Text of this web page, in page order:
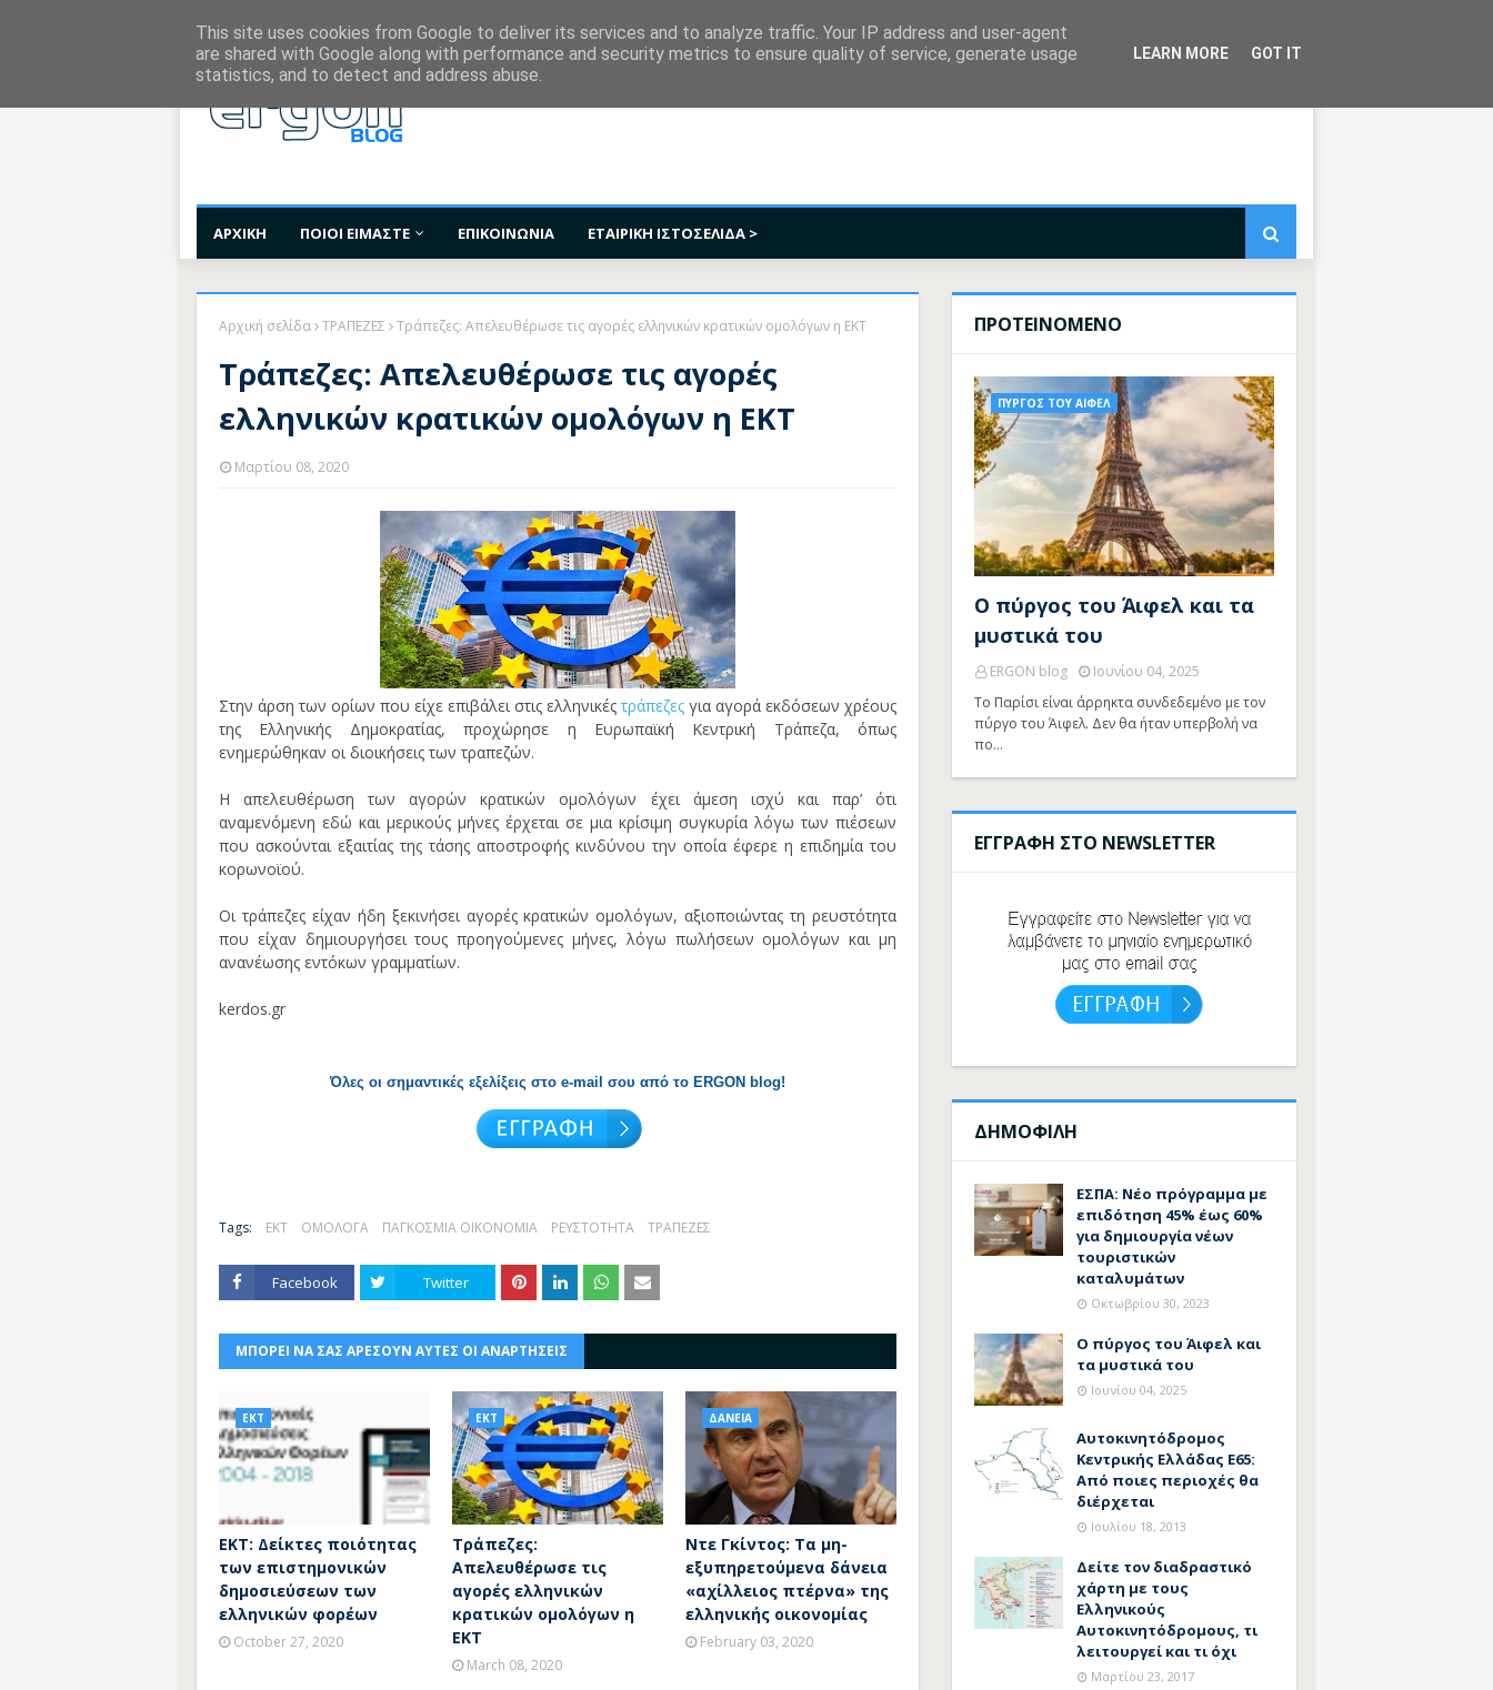
ΑΡΧΙΚΗ ΠΟΙΟΙ ΕΙΜΑΣΤΕ ΕΠΙΚΟΙΝΩΝΙΑ ΕΤΑΙΡΙΚΗ ΙΣΤΟΣΕΛΙΔΑ >
Αρχική σελίδα ΤΡΑΠΕΖΕΣ Τράπεζες: Απελευθέρωσε τις αγορές ελληνικών κρατικών ομολόγων η ΕΚΤ
Τράπεζες: Απελευθέρωσε τις αγορές
ελληνικών κρατικών ομολόγων η ΕΚΤ
Μαρτίου 08, 2020
Στην άρση των ορίων που είχε επιβάλει στις ελληνικές τράπεζες για αγορά εκδόσεων χρέους
της Ελληνικής Δημοκρατίας, προχώρησε η Ευρωπαϊκή Κεντρική Τράπεζα, όπως
ενημερώθηκαν οι διοικήσεις των τραπεζών.
Η απελευθέρωση των αγορών κρατικών ομολόγων έχει άμεση ισχύ και παρ’ ότι
αναμενόμενη εδώ και μερικούς μήνες έρχεται σε μια κρίσιμη συγκυρία λόγω των πιέσεων
που ασκούνται εξαιτίας της τάσης αποστροφής κινδύνου την οποία έφερε η επιδημία του
κορωνοϊού.
Οι τράπεζες είχαν ήδη ξεκινήσει αγορές κρατικών ομολόγων, αξιοποιώντας τη ρευστότητα
που είχαν δημιουργήσει τους προηγούμενες μήνες, λόγω πωλήσεων ομολόγων και μη
ανανέωσης εντόκων γραμματίων.
kerdos.gr
Όλες οι σημαντικές εξελίξεις στο e-mail σου από το ERGON blog!
Tags: ΕΚΤ ΟΜΟΛΟΓΑ ΠΑΓΚΟΣΜΙΑ ΟΙΚΟΝΟΜΙΑ ΡΕΥΣΤΟΤΗΤΑ ΤΡΑΠΕΖΕΣ
Facebook Twitter
ΜΠΟΡΕΙ ΝΑ ΣΑΣ ΑΡΕΣΟΥΝ ΑΥΤΕΣ ΟΙ ΑΝΑΡΤΗΣΕΙΣ
ΕΚΤ
ΕΚΤ: Δείκτες ποιότητας
των επιστημονικών
δημοσιεύσεων των
ελληνικών φορέων
October 27, 2020
ΕΚΤ
Τράπεζες:
Απελευθέρωσε τις
αγορές ελληνικών
κρατικών ομολόγων η
ΕΚΤ
March 08, 2020
ΔΑΝΕΙΑ
Nτε Γκίντος: Τα μη-
εξυπηρετούμενα δάνεια
«αχίλλειος πτέρνα» της
ελληνικής οικονομίας
February 03, 2020
ΠΡΟΤΕΙΝΟΜΕΝΟ
ΠΥΡΓΟΣ ΤΟΥ ΑΙΦΕΛ
Ο πύργος του Άιφελ και τα
μυστικά του
ERGON blog
Ιουνίου 04, 2025
Το Παρίσι είναι άρρηκτα συνδεδεμένο με τον
πύργο του Άιφελ. Δεν θα ήταν υπερβολή να
πο…
ΕΓΓΡΑΦΗ ΣΤΟ NEWSLETTER
ΔΗΜΟΦΙΛΗ
ΕΣΠΑ: Νέο πρόγραμμα με
επιδότηση 45% έως 60%
για δημιουργία νέων
τουριστικών
καταλυμάτων
Οκτωβρίου 30, 2023
Ο πύργος του Άιφελ και
τα μυστικά του
Ιουνίου 04, 2025
Αυτοκινητόδρομος
Κεντρικής Ελλάδας Ε65:
Από ποιες περιοχές θα
διέρχεται
Ιουλίου 18, 2013
Δείτε τον διαδραστικό
χάρτη με τους
Ελληνικούς
Αυτοκινητόδρομους, τι
λειτουργεί και τι όχι
Μαρτίου 23, 2017
This site uses cookies from Google to deliver its services and to analyze traffic. Your IP address and user-agent
are shared with Google along with performance and security metrics to ensure quality of service, generate usage
statistics, and to detect and address abuse.
LEARN MORE GOT IT